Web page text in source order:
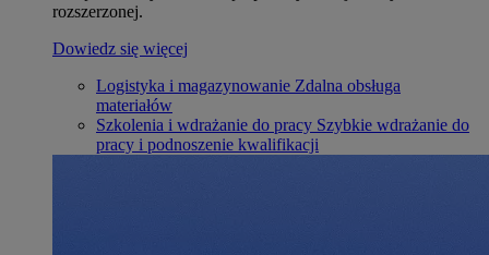
rozszerzonej.
Dowiedz się więcej
Logistyka i magazynowanie Zdalna obsługa
materiałów
Szkolenia i wdrażanie do pracy Szybkie wdrażanie do
pracy i podnoszenie kwalifikacji